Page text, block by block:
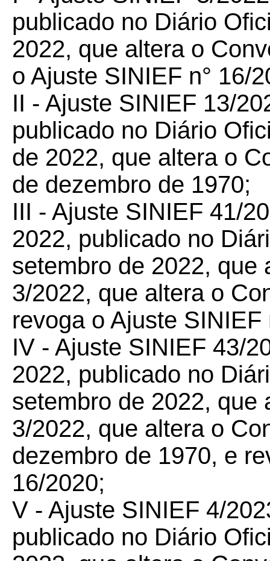
publicado no Diário
2022, que altera o
o Ajuste SINIEF n° 16/
II - Ajuste SINIEF 13/
publicado no Diário
de 2022, que altera o
de dezembro de 1970;
III - Ajuste SINIEF 41/
2022, publicado no
setembro de 2022, que
3/2022, que altera o
revoga o Ajuste SINIEF
IV - Ajuste SINIEF 43/
2022, publicado no
setembro de 2022, que
3/2022, que altera o
dezembro de 1970, e
16/2020;
V - Ajuste SINIEF 4/
publicado no Diário